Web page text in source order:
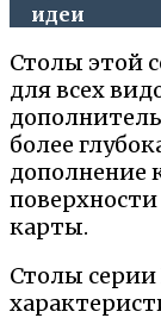
идеи
Столы этой
для всех
более
дополнение
карты.
Столы